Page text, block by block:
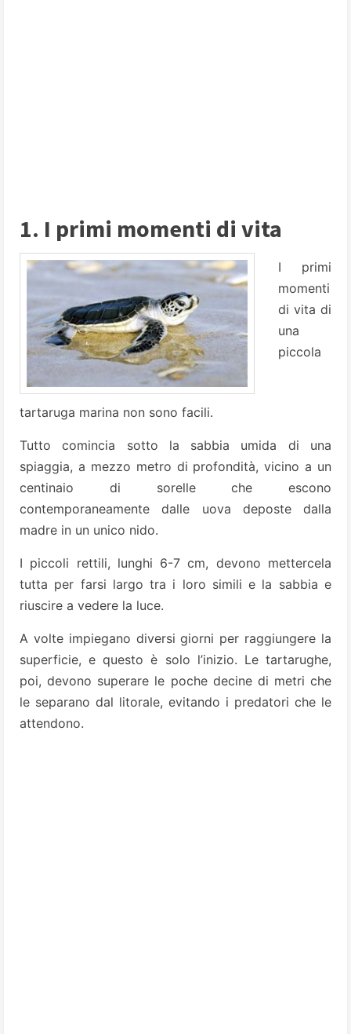
1. I primi momenti di vita
I primi
momenti
di vita di
una
piccola
tartaruga marina non sono facili.
Tutto comincia sotto la sabbia umida di una
spiaggia, a mezzo metro di profondità, vicino a un
centinaio di sorelle che escono
contemporaneamente dalle uova deposte dalla
madre in un unico nido.
I piccoli rettili, lunghi 6-7 cm, devono mettercela
tutta per farsi largo tra i loro simili e la sabbia e
riuscire a vedere la luce.
A volte impiegano diversi giorni per raggiungere la
superficie, e questo è solo l’inizio. Le tartarughe,
poi, devono superare le poche decine di metri che
le separano dal litorale, evitando i predatori che le
attendono.